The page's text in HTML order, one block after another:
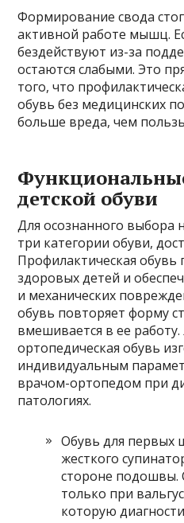
Формирование свода
активной работе мышц.
бездействуют из-за
остаются слабыми. Это
того, что
обувь без медицинских
больше вреда, чем
детской обуви
Для осознанного выбора
три категории обуви,
Профилактическая обувь
здоровых детей и
и механических
обувь повторяет форму
вмешивается в ее работу.
ортопедическая обувь
индивидуальным
врачом-ортопедом при
патологиях.
Обувь для первых
жесткого
стороне подошвы.
только при
которую